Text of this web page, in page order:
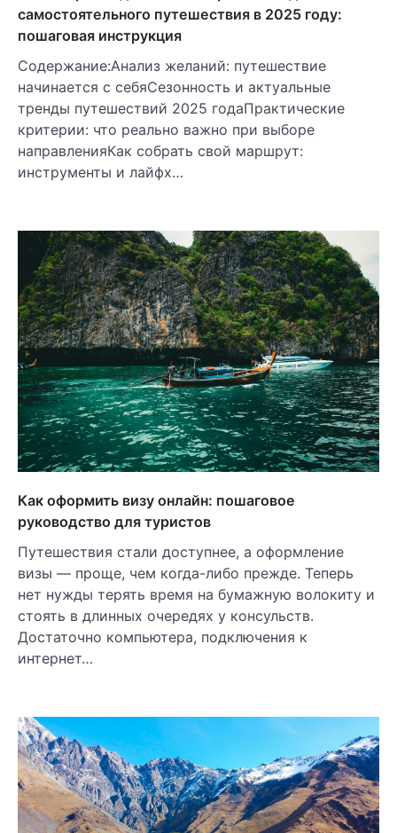
самостоятельного путешествия в 2025 году:
пошаговая инструкция
Содержание:Анализ желаний: путешествие
начинается с себяСезонность и актуальные
тренды путешествий 2025 годаПрактические
критерии: что реально важно при выборе
направленияКак собрать свой маршрут:
инструменты и лайфх…
Как оформить визу онлайн: пошаговое
руководство для туристов
Путешествия стали доступнее, а оформление
визы — проще, чем когда-либо прежде. Теперь
нет нужды терять время на бумажную волокиту и
стоять в длинных очередях у консульств.
Достаточно компьютера, подключения к
интернет…